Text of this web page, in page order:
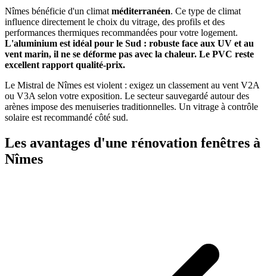
Nîmes bénéficie d'un climat méditerranéen. Ce type de climat
influence directement le choix du vitrage, des profils et des
performances thermiques recommandées pour votre logement.
L'aluminium est idéal pour le Sud : robuste face aux UV et au
vent marin, il ne se déforme pas avec la chaleur. Le PVC reste
excellent rapport qualité-prix.
Le Mistral de Nîmes est violent : exigez un classement au vent V2A
ou V3A selon votre exposition. Le secteur sauvegardé autour des
arènes impose des menuiseries traditionnelles. Un vitrage à contrôle
solaire est recommandé côté sud.
Les avantages d'une rénovation fenêtres à
Nîmes